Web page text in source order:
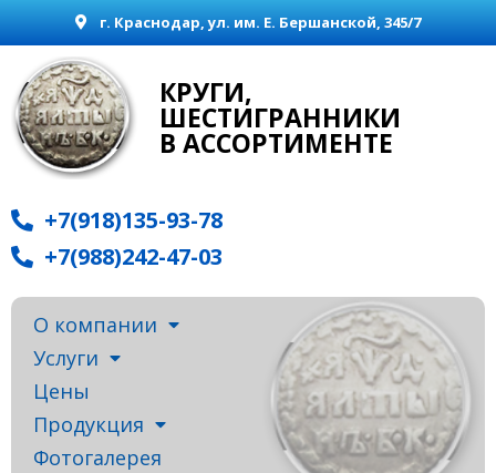
г. Краснодар, ул. им. Е. Бершанской, 345/7
КРУГИ,
ШЕСТИГРАННИКИ
В АССОРТИМЕНТЕ
+7(918)135-93-78
+7(988)242-47-03
О компании
Услуги
Цены
Продукция
Фотогалерея